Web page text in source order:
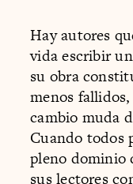
Hay autores
vida escribir
su obra
menos
cambio muda
Cuando todos
pleno dominio
sus lectores